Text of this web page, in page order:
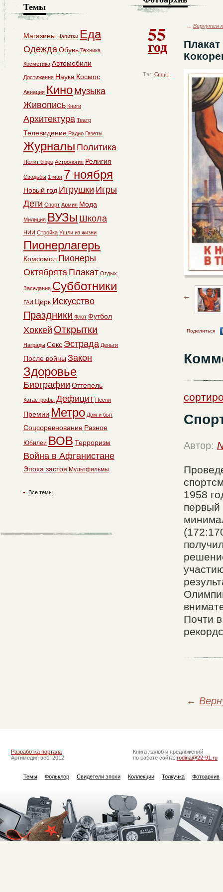
55
год
Тэг: Спорт
← Вернутся
Поделиться
Автор:
1958
Почти
←
Темы
Магазины Напитки Еда
ОдеждаОбувь Техника
Косметика Автомобили
Достижения Наука Космос
Авиация Кино Музыка
Живопись Книги
Архитектура Театр
Телевидение Радио Газеты
Журналы Политика
Полит бюро Астрология Религия
Свадьбы 1 мая 7 ноября
Новый год Игрушки Игры
Дети Спорт Армия Мода
Милиция ВУЗы Школа
НИИ Стройка Ушли из жизни
Пионерлагерь
Комсомол Пионеры
Октябрята Плакат Отдых
Заседания Субботники
ГАИ Цирк Искусство
Праздники Флот Футбол
Хоккей Открытки
Награды Секс Эстрада Деньги
После войны Закон
Здоровье
Биографии Оттепель
Катастрофы Дефицит Песни
Премии Метро Дом и быт
Соцсоревнование Разное
Юбилеи ВОВ Терроризм
Война в Афганистане
Эпоха застоя Мультфильмы
Все темы
Разработка портала
Артимедия веб, 2012
Книга жалоб и предложений
по работе сайта: rodina@22-91.ru
Темы Фольклор Свидетели эпохи Коллекции Толкучка Фотоархив